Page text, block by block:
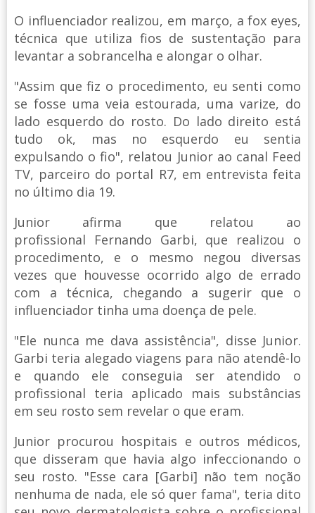
O influenciador realizou, em março, a fox eyes,
técnica que utiliza fios de sustentação para
levantar a sobrancelha e alongar o olhar.
"Assim que fiz o procedimento, eu senti como
se fosse uma veia estourada, uma varize, do
lado esquerdo do rosto. Do lado direito está
tudo ok, mas no esquerdo eu sentia
expulsando o fio", relatou Junior ao canal Feed
TV, parceiro do portal R7, em entrevista feita
no último dia 19.
Junior afirma que relatou ao
profissional Fernando Garbi, que realizou o
procedimento, e o mesmo negou diversas
vezes que houvesse ocorrido algo de errado
com a técnica, chegando a sugerir que o
influenciador tinha uma doença de pele.
"Ele nunca me dava assistência", disse Junior.
Garbi teria alegado viagens para não atendê-lo
e quando ele conseguia ser atendido o
profissional teria aplicado mais substâncias
em seu rosto sem revelar o que eram.
Junior procurou hospitais e outros médicos,
que disseram que havia algo infeccionando o
seu rosto. "Esse cara [Garbi] não tem noção
nenhuma de nada, ele só quer fama", teria dito